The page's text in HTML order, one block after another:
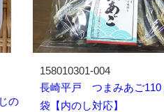
の
158010301-004
長崎平戸 つまみあご110
袋【内のし対応】